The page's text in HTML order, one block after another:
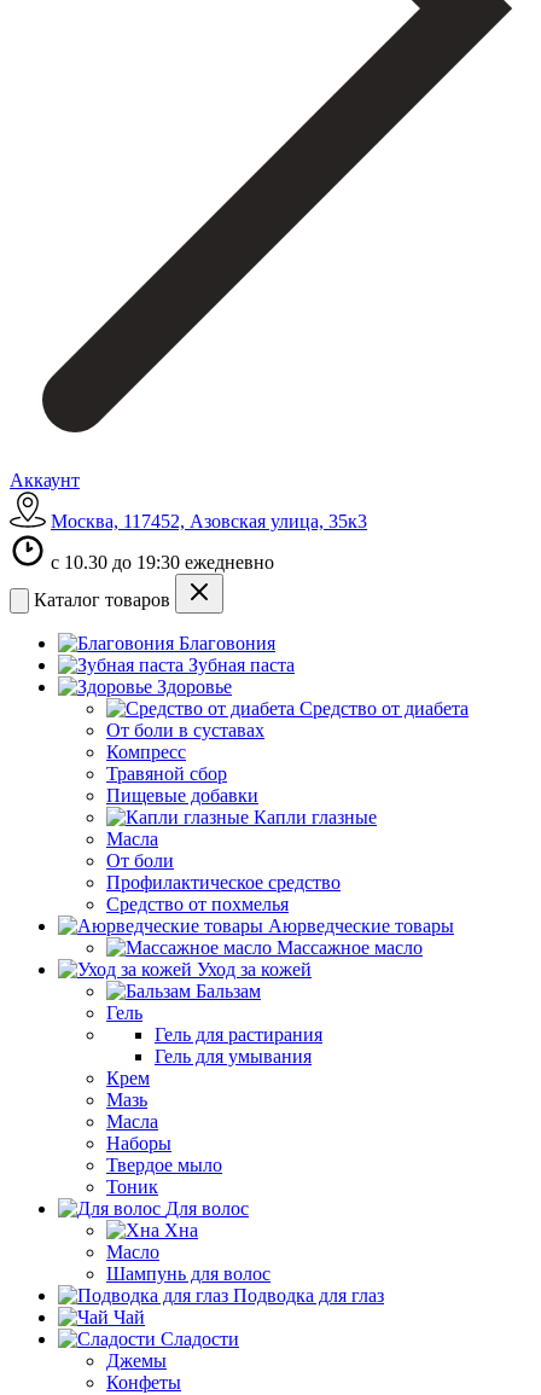
Аккаунт
Москва, 117452, Азовская улица, 35к3
с 10.30 до 19:30 ежедневно
Каталог товаров
Благовония
Зубная паста
Здоровье
Средство от диабета
От боли в суставах
Компресс
Травяной сбор
Пищевые добавки
Капли глазные
Масла
От боли
Профилактическое средство
Средство от похмелья
Аюрведческие товары
Массажное масло
Уход за кожей
Бальзам
Гель
Гель для растирания
Гель для умывания
Крем
Мазь
Масла
Наборы
Твердое мыло
Тоник
Для волос
Хна
Масло
Шампунь для волос
Подводка для глаз
Чай
Сладости
Джемы
Конфеты